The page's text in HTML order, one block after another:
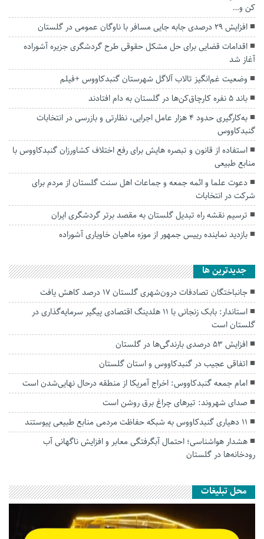
کن و…
افزایش ۲۹ درصدی جابه جایی مسافر با ناوگان عمومی در گلستان
اقدامات قضایی برای حل مشکل حقوقی طرح گردشگری جزیره آشوراده
آغاز شد
وضعیت غم‌انگیز تالاب آلاگل شهرستان گنبدکاووس +فیلم
باند ۵ نفره کارچاق‌کن‌ها در گلستان به دام افتادند
به‌کارگیری حدود ۴ هزار عامل اجرایی، نظارتی و بازرسی در انتخابات
گنبدکاووس
استفاده از قانون و تبصره هایش برای رفع اختلاف کشاورزان گنبدکاووس با
منابع طبیعی
دعوت علما و ائمه جمعه و جماعات اهل سنت گلستان از مردم برای
شرکت در انتخابات
ترسیم نقشه راه تبدیل گلستان به مقصد برتر گردشگری ایران
بازدید نماینده رییس جمهور از موزه ماهیان خاویاری آشوراده
جديدترين ها
جانباختگان تصادفات درون‌شهری گلستان ۱۷ درصد کاهش یافت
استاندار: بابک زنجانی با ۱۱ هلدینگ اقتصادی پیگیر سرمایه‌گذاری در
گلستان است
افزایش ۵۳ درصدی بارندگی‌ها در گلستان
اتفاقی عجیب در‌ گنبدکاووس و استان گلستان
امام جمعه گنبدکاووس: اخراج آمریکا از منطقه درحال نهایی‌شدن است
صدای شهروند: تیرهای چراغ برق روشن است
۱۱ دهیاری گنبدکاووس به شبکه حفاظت مردمی منابع طبیعی پیوستند
هشدار هواشناسی؛ احتمال آبگرفتگی معابر و افزایش ناگهانی آب
رودخانه‌ها در گلستان
محل تبلیغات